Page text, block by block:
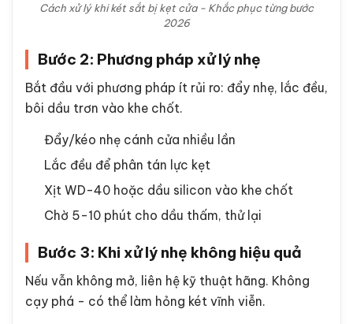
Cách xử lý khi két sắt bị kẹt cửa - Khắc phục từng bước
2026
Bước 2: Phương pháp xử lý nhẹ
Bắt đầu với phương pháp ít rủi ro: đẩy nhẹ, lắc đều,
bôi dầu trơn vào khe chốt.
Đẩy/kéo nhẹ cánh cửa nhiều lần
Lắc đều để phân tán lực kẹt
Xịt WD-40 hoặc dầu silicon vào khe chốt
Chờ 5-10 phút cho dầu thấm, thử lại
Bước 3: Khi xử lý nhẹ không hiệu quả
Nếu vẫn không mở, liên hệ kỹ thuật hãng. Không
cạy phá - có thể làm hỏng két vĩnh viễn.